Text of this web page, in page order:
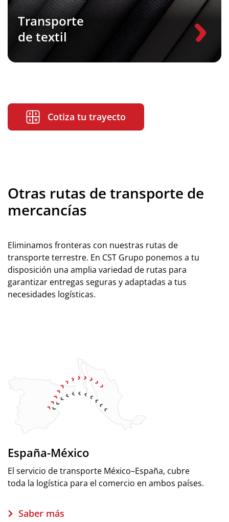
Transporte
de textil
Cotiza tu trayecto
Otras rutas de transporte de
mercancías
Eliminamos fronteras con nuestras rutas de
transporte terrestre. En CST Grupo ponemos a tu
disposición una amplia variedad de rutas para
garantizar entregas seguras y adaptadas a tus
necesidades logísticas.
España-México
El servicio de transporte México–España, cubre
toda la logística para el comercio en ambos países.
Saber más